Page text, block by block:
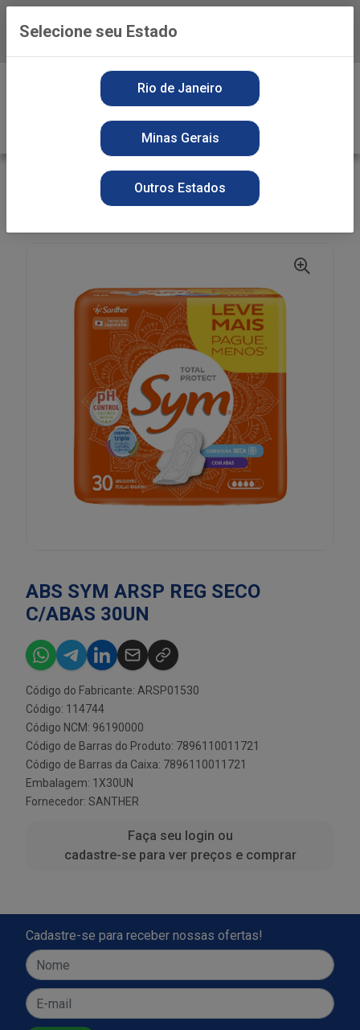
Baixe já o APP da Playvender
HIGIENE PESSOAL
ABS SYM ARSP REG SECO
C/ABAS 30UN
Código do Fabricante: ARSP01530
Código: 114744
Código NCM: 96190000
Código de Barras do Produto: 7896110011721
Código de Barras da Caixa: 7896110011721
Embalagem: 1X30UN
Fornecedor: SANTHER
Faça seu login ou
cadastre-se para ver preços e comprar
Cadastre-se para receber nossas ofertas!
Selecione seu Estado
Rio de Janeiro
Minas Gerais
Outros Estados